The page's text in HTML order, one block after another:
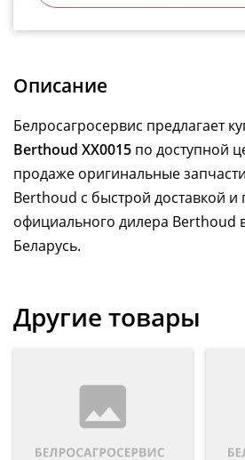
Описание
Белросагросервис предлагает
Berthoud XX0015 по доступной
продаже оригинальные
Berthoud с быстрой доставкой и
официального дилера Berthoud
Беларусь.
Другие товары